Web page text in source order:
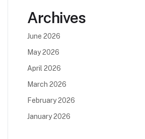
Archives
June 2026
May 2026
April 2026
March 2026
February 2026
January 2026